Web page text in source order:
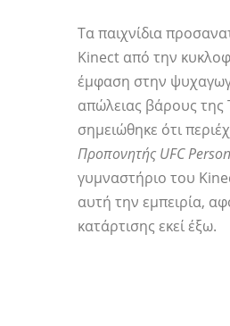
Τα παιχνίδια
Kinect από την
έμφαση στην
απώλειας βάρους της
σημειώθηκε ότι
Προπονητής UFC
γυμναστήριο του
αυτή την εμπειρία,
κατάρτισης εκεί έξω.